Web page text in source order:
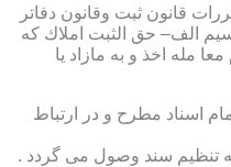
قانون ثبت وقانون دفاتر
الف– حق الثبت املاك كه
مله اخذ و به مازاد يا
اسناد مطرح و در ارتباط
تنظیم سند وصول می گردد .